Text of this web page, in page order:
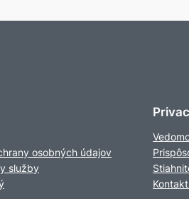
osobných údajov
služby